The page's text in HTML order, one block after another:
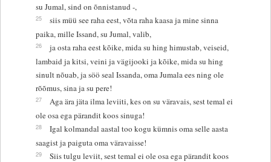
su Jumal, sind on õnnistanud -,
25
siis müü see raha eest, võta raha kaasa ja mine sinna
paika, mille Issand, su Jumal, valib,
26
ja osta raha eest kõike, mida su hing himustab, veiseid,
lambaid ja kitsi, veini ja vägijooki ja kõike, mida su hing
sinult nõuab, ja söö seal Issanda, oma Jumala ees ning ole
rõõmus, sina ja su pere!
27
Aga ära jäta ilma leviiti, kes on su väravais, sest temal ei
ole osa ega pärandit koos sinuga!
28
Igal kolmandal aastal too kogu kümnis oma selle aasta
saagist ja paiguta oma väravaisse!
29
Siis tulgu leviit, sest temal ei ole osa ega pärandit koos